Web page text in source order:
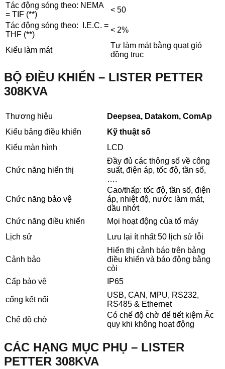
Tác động sóng theo: NEMA
= TIF (**)
< 50
Tác động sóng theo:
I.E.C. =
THF (**)
< 2%
Kiểu làm mát
Tự làm mát bằng quạt gió
đồng trục
BỘ ĐIỀU KHIỂN – LISTER PETTER
308KVA
Thương hiệu
Deepsea, Datakom, ComAp
Kiểu bảng điều khiển
Kỹ thuật số
Kiểu màn hình
LCD
Chức năng hiển thị
Đầy đủ các thông số về công
suất, điện áp, tốc độ, tần số,
….
Chức năng bảo vệ
Cao/thấp: tốc độ, tần số, điện
áp, nhiệt độ, nước làm mát,
dầu nhớt
Chức năng điều khiển
Mọi hoạt động của tổ máy
Lịch sử
Lưu lại ít nhất 50 lịch sử lỗi
Cảnh bảo
Hiển thị cảnh báo trên bảng
điều khiển và báo động bằng
còi
Cấp bảo vệ
IP65
cổng kết nối
USB, CAN, MPU, RS232,
RS485 & Ethernet
Chế độ chờ
Có chế độ chờ để tiết kiệm Ắc
quy khi không hoạt động
CÁC HẠNG MỤC PHỤ – LISTER
PETTER 308KVA